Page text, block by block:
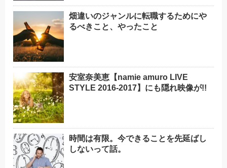
畑違いのジャンルに転職するためにや
るべきこと、やったこと
安室奈美恵【namie amuro LIVE
STYLE 2016-2017】にも隠れ映像が!!
時間は有限。今できることを先延ばし
しないって話。